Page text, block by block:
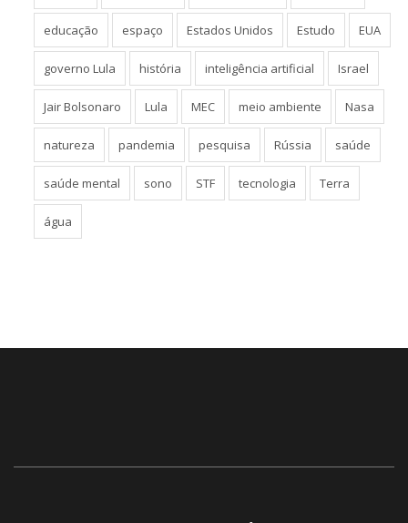
educação espaço Estados Unidos Estudo EUA
governo Lula história inteligência artificial Israel
Jair Bolsonaro Lula MEC meio ambiente Nasa
natureza pandemia pesquisa Rússia saúde
saúde mental sono STF tecnologia Terra
água